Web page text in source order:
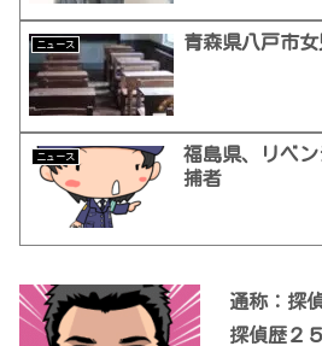
ニュース 青森県八戸市
ニュース
福島県、リベ
捕者
通称：探
探偵歴２